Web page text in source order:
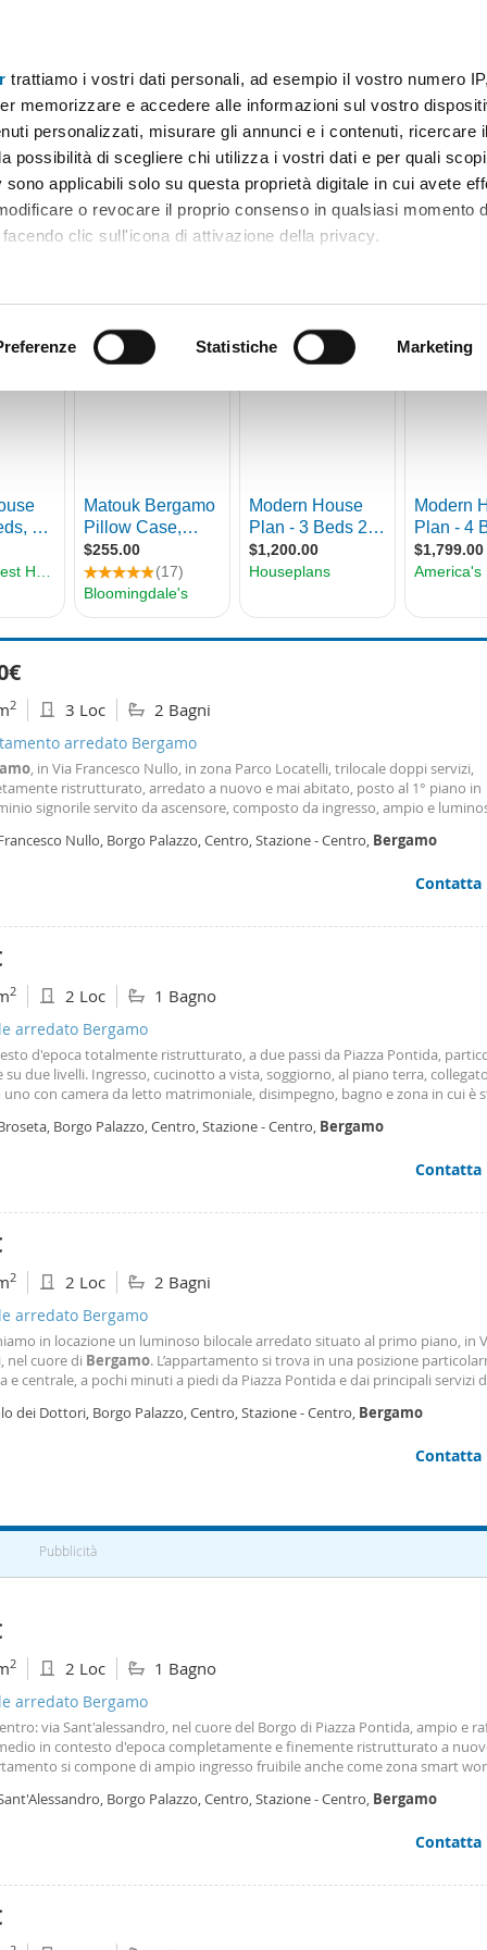
trattiamo i vostri dati personali, ad esempio il vostro numero
memorizzare e accedere alle informazioni sul vostro
personalizzati, misurare gli annunci e i contenuti, ricercare
possibilità di scegliere chi utilizza i vostri dati e per quali
applicabili solo su questa proprietà digitale in cui avete
o revocare il proprio consenso in qualsiasi momento
clic sull'icona di attivazione della privacy.
scansionandolo attivamente alla ricerca di caratteristiche
contenuti ed annunci, per fornire funzionalità dei
Condividiamo inoltre informazioni sul modo in cui utilizza il
di analisi dei dati web, pubblicità e social media, i quali
che ha fornito loro o che hanno raccolto dal suo utilizzo
Statistiche Marketing
Prezzo Superficie Locali Più filtri - 2
affitto pontida bergamo Bergamo
Ordine Mioaffitto
2 3 Loc 2 Bagni
arredato Bergamo
, in Via Francesco Nullo, in zona Parco Locatelli, trilocale doppi servizi,
ristrutturato, arredato a nuovo e mai abitato, posto al 1° piano in
signorile servito da ascensore, composto da ingresso, ampio e
lavanderia, due ampi balconi vivibili e cantina
Nullo, Borgo Palazzo, Centro, Stazione - Centro, Bergamo
Contatta
2 2 Loc 1 Bagno
arredato Bergamo
d'epoca totalmente ristrutturato, a due passi da Piazza Pontida,
su due livelli. Ingresso, cucinotto a vista, soggiorno, al piano terra,
uno con camera da letto matrimoniale, disimpegno, bagno e zona in cui è
per una persona o una coppia con necessità di ospitare
Solo contratti a persona fisica. Spese condominiali minime,
del Triangolo, libero subito.
Borgo Palazzo, Centro, Stazione - Centro, Bergamo
Contatta
2 2 Loc 2 Bagni
arredato Bergamo
in locazione un luminoso bilocale arredato situato al primo piano, in
nel cuore di Bergamo. L’appartamento si trova in una posizione
e centrale, a pochi minuti a piedi da Piazza Pontida e dai principali servizi
e riservato
dei Dottori, Borgo Palazzo, Centro, Stazione - Centro, Bergamo
Contatta
Pubblicità
2 2 Loc 1 Bagno
arredato Bergamo
via Sant'alessandro, nel cuore del Borgo di Piazza Pontida, ampio e
in contesto d'epoca completamente e finemente ristrutturato a
si compone di ampio ingresso fruibile anche come zona smart
e bagno finestrato con doccia e angolo lavanderia. Completamente
Borgo Palazzo, Centro, Stazione - Centro, Bergamo
Contatta